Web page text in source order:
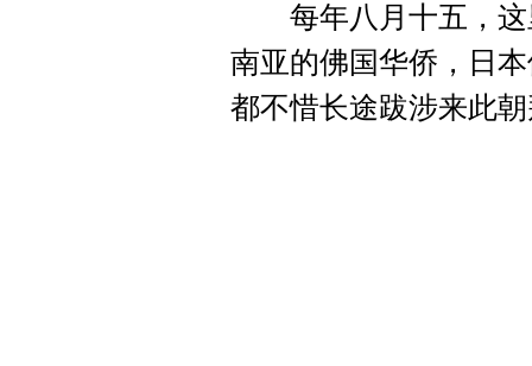
每年八月十五，这
南亚的佛国华侨，日
都不惜长途跋涉来此